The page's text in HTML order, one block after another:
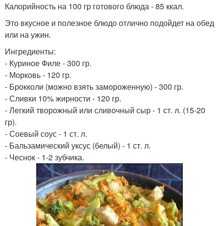
Калорийность на 100 гр готового блюда - 85 ккал.
Это вкусное и полезное блюдо отлично подойдет на обед
или на ужин.
Ингредиенты:
- Куриное Филе - 300 гр.
- Морковь - 120 гр.
- Брокколи (можно взять замороженную) - 300 гр.
- Сливки 10% жирности - 120 гр.
- Легкий творожный или сливочный сыр - 1 ст. л. (15-20
гр).
- Соевый соус - 1 ст. л.
- Бальзамический уксус (белый) - 1 ст. л.
- Чеснок - 1-2 зубчика.